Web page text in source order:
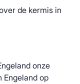
de kermis in
onze
Engeland op